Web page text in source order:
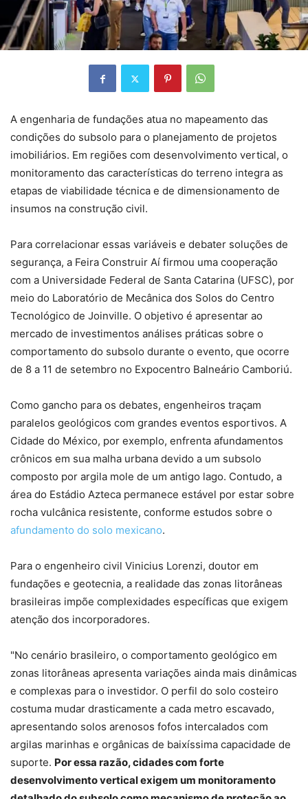
A engenharia de fundações atua no mapeamento das
condições do subsolo para o planejamento de projetos
imobiliários. Em regiões com desenvolvimento vertical, o
monitoramento das características do terreno integra as
etapas de viabilidade técnica e de dimensionamento de
insumos na construção civil.
Para correlacionar essas variáveis e debater soluções de
segurança, a Feira Construir Aí firmou uma cooperação
com a Universidade Federal de Santa Catarina (UFSC), por
meio do Laboratório de Mecânica dos Solos do Centro
Tecnológico de Joinville. O objetivo é apresentar ao
mercado de investimentos análises práticas sobre o
comportamento do subsolo durante o evento, que ocorre
de 8 a 11 de setembro no Expocentro Balneário Camboriú.
Como gancho para os debates, engenheiros traçam
paralelos geológicos com grandes eventos esportivos. A
Cidade do México, por exemplo, enfrenta afundamentos
crônicos em sua malha urbana devido a um subsolo
composto por argila mole de um antigo lago. Contudo, a
área do Estádio Azteca permanece estável por estar sobre
rocha vulcânica resistente, conforme estudos sobre o
afundamento do solo mexicano.
Para o engenheiro civil Vinicius Lorenzi, doutor em
fundações e geotecnia, a realidade das zonas litorâneas
brasileiras impõe complexidades específicas que exigem
atenção dos incorporadores.
"No cenário brasileiro, o comportamento geológico em
zonas litorâneas apresenta variações ainda mais dinâmicas
e complexas para o investidor. O perfil do solo costeiro
costuma mudar drasticamente a cada metro escavado,
apresentando solos arenosos fofos intercalados com
argilas marinhas e orgânicas de baixíssima capacidade de
suporte. Por essa razão, cidades com forte
desenvolvimento vertical exigem um monitoramento